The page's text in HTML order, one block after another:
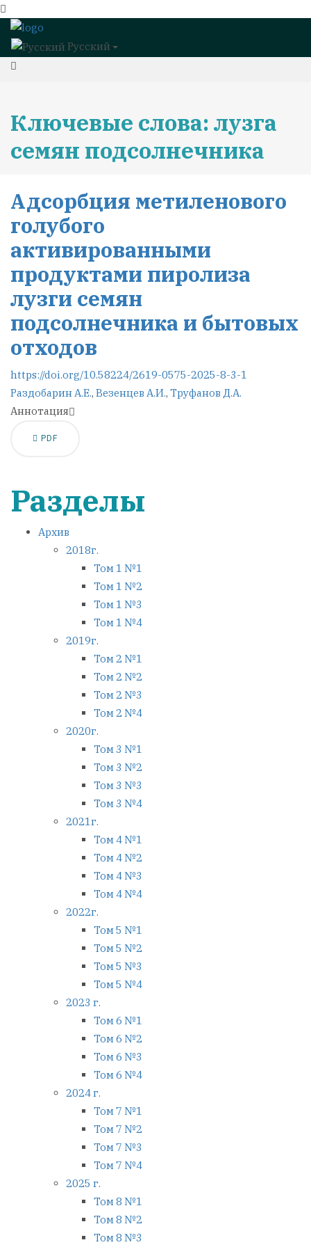
Русский
Ключевые слова: лузга
семян подсолнечника
Адсорбция метиленового
голубого
активированными
продуктами пиролиза
лузги семян
подсолнечника и бытовых
отходов
https://doi.org/10.58224/2619-0575-2025-8-3-1
Раздобарин А.Е., Везенцев А.И., Труфанов Д.А.
Аннотация
PDF
Разделы
Архив
2018г.
Том 1 №1
Том 1 №2
Том 1 №3
Том 1 №4
2019г.
Том 2 №1
Том 2 №2
Том 2 №3
Том 2 №4
2020г.
Том 3 №1
Том 3 №2
Том 3 №3
Том 3 №4
2021г.
Том 4 №1
Том 4 №2
Том 4 №3
Том 4 №4
2022г.
Том 5 №1
Том 5 №2
Том 5 №3
Том 5 №4
2023 г.
Том 6 №1
Том 6 №2
Том 6 №3
Том 6 №4
2024 г.
Том 7 №1
Том 7 №2
Том 7 №3
Том 7 №4
2025 г.
Том 8 №1
Том 8 №2
Том 8 №3